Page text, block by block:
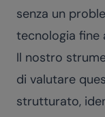
senza un
tecnologia fine
Il nostro
di valutare
strutturato,